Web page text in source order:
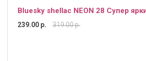
Bluesky shellac NEON 28 Супер
239.00 р. 319.00 р.